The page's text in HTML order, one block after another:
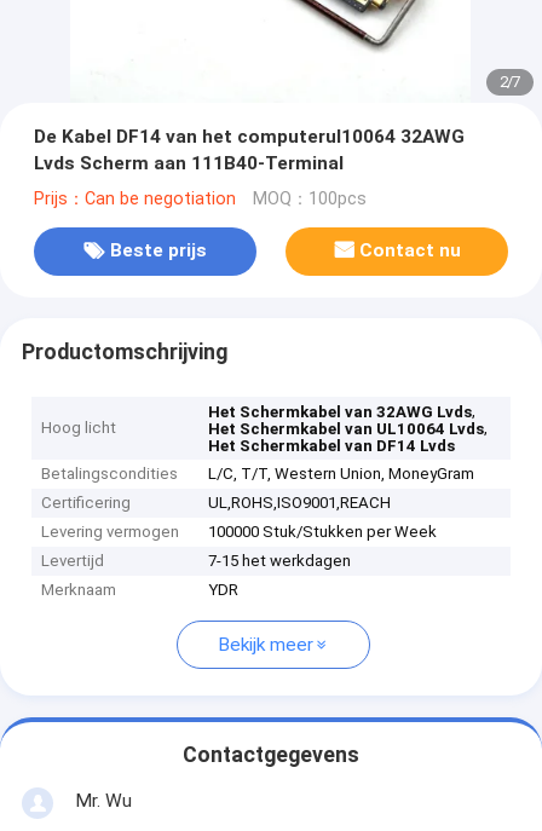
2/7
De Kabel DF14 van het computerul10064 32AWG
Lvds Scherm aan 111B40-Terminal
Prijs：Can be negotiation MOQ：100pcs
Beste prijs Contact nu
Productomschrijving
Hoog licht
Het Schermkabel van 32AWG Lvds,
Het Schermkabel van UL10064 Lvds,
Het Schermkabel van DF14 Lvds
Betalingscondities
L/C, T/T, Western Union, MoneyGram
Certificering
UL,ROHS,ISO9001,REACH
Levering vermogen
100000 Stuk/Stukken per Week
Levertijd
7-15 het werkdagen
Merknaam
YDR
Bekijk meer
Contactgegevens
Mr. Wu